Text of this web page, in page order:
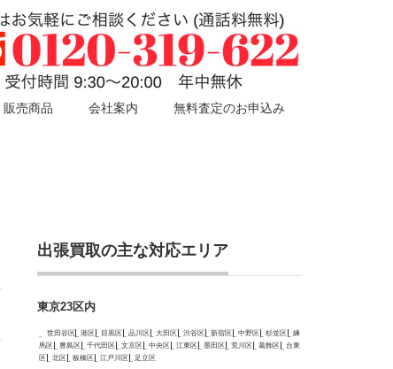
販売商品 会社案内 無料査定のお申込み
出張買取の主な対応エリア
東京23区内
世田谷区 港区 目黒区 品川区 大田区 渋谷区 新宿区 中野区 杉並区
練
馬区
豊島区 千代田区 文京区 中央区 江東区 墨田区 荒川区 葛飾区
台東
区
北区 板橋区 江戸川区 足立区